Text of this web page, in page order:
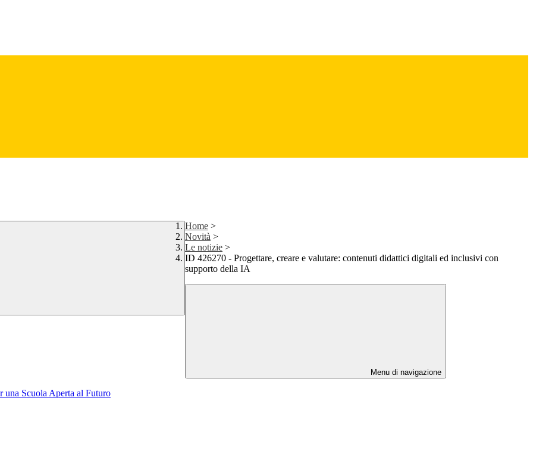
Home >
Novità >
Le notizie >
ID 426270 - Progettare, creare e valutare: contenuti didattici digitali ed inclusivi con
supporto della IA
Menu di navigazione
Scuola Aperta al Futuro